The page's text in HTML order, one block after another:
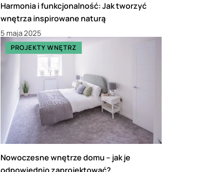
Harmonia i funkcjonalność: Jak tworzyć
wnętrza inspirowane naturą
5 maja 2025
PROJEKTY WNĘTRZ
Nowoczesne wnętrze domu – jak je
odpowiednio zaprojektować?